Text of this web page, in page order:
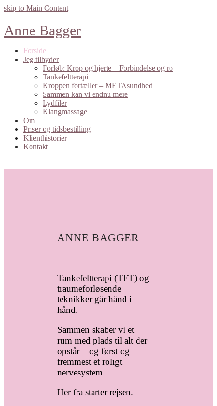
skip to Main Content
Anne Bagger
Forside
Jeg tilbyder
Forløb: Krop og hjerte – Forbindelse og ro
Tankefeltterapi
Kroppen fortæller – METAsundhed
Sammen kan vi endnu mere
Lydfiler
Klangmassage
Om
Priser og tidsbestilling
Klienthistorier
Kontakt
ANNE BAGGER
Tankefeltterapi (TFT) og
traumeforløsende
teknikker går hånd i
hånd.
Sammen skaber vi et
rum med plads til alt der
opstår – og først og
fremmest et roligt
nervesystem.
Her fra starter rejsen.